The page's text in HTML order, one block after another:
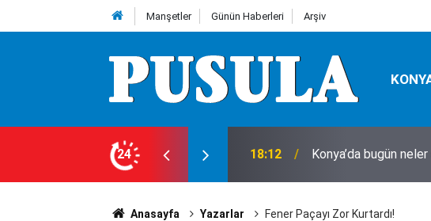
Manşetler Günün Haberleri Arşiv
24
Ağustos Cuma günü olup bitenler… 18:10 Herkes bezgin!
Anasayfa Yazarlar Fener Paçayı Zor Kurtardı!